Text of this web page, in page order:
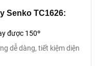
Senko TC1626:
được 150º
dễ dàng, tiết kiệm diện